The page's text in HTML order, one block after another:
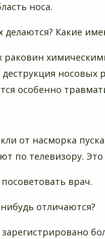
носа.
Какие
деструкция
особенно
от насморка
по телевизору.
врач.
отличаются?